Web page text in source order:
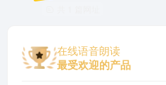
在线语音朗读
最受欢迎的产品